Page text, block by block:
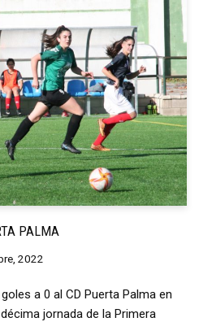
PALMA
2022
a 0 al CD Puerta Palma en
jornada de la Primera